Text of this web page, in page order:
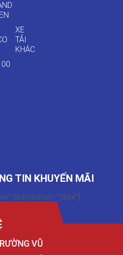
XE
TẢI
KHÁC
TIN KHUYẾN MÃI
description="false"]
VŨ